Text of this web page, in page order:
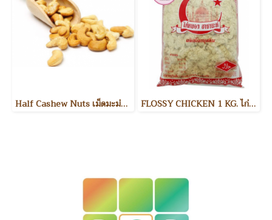
Half Cashew Nuts เม็ดมะม่วงหิมพานต์แบ่งครึ่ง FLOSSY CHICKEN 1 KG. ไก่หยอง